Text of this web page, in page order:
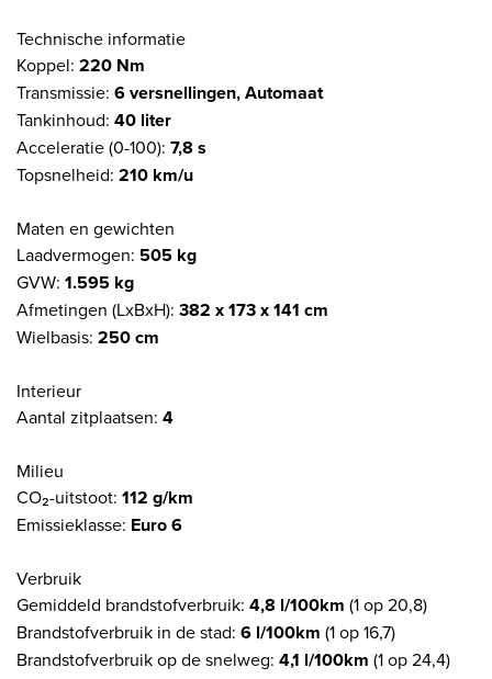
Technische informatie
Koppel: 220 Nm
Transmissie: 6 versnellingen, Automaat
Tankinhoud: 40 liter
Acceleratie (0-100): 7,8 s
Topsnelheid: 210 km/u
Maten en gewichten
Laadvermogen: 505 kg
GVW: 1.595 kg
Afmetingen (LxBxH): 382 x 173 x 141 cm
Wielbasis: 250 cm
Interieur
Aantal zitplaatsen: 4
Milieu
CO₂-uitstoot: 112 g/km
Emissieklasse: Euro 6
Verbruik
Gemiddeld brandstofverbruik: 4,8 l/100km (1 op 20,8)
Brandstofverbruik in de stad: 6 l/100km (1 op 16,7)
Brandstofverbruik op de snelweg: 4,1 l/100km (1 op 24,4)